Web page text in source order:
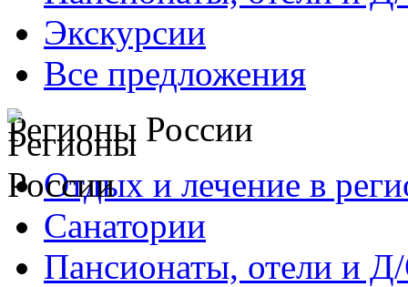
Экскурсии
Все предложения
Регионы России
Отдых и лечение в
Санатории
Пансионаты, отели и